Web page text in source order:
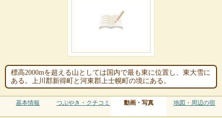
標高2000mを超える山としては国内で最も東に位置し、東大雪に
ある。上川郡新得町と河東郡上士幌町の境にある。
基本情報 つぶやき・クチコミ 動画・写真 地図・周辺の宿